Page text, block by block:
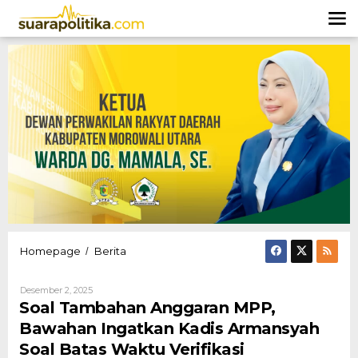
konten
Homepage / Berita
Bawahan
Ingatkan
Kadis
Armansyah
Desember 2, 2025Oleh
Hendly
Mangkali
Soal Tambahan Anggaran MPP,
Bawahan Ingatkan Kadis Armansyah
Soal Batas Waktu Verifikasi